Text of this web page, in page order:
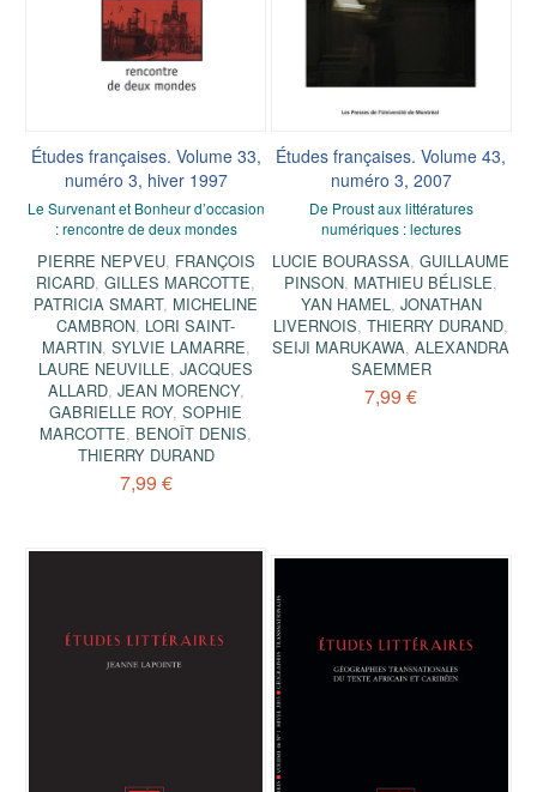
Études françaises. Volume 33,
numéro 3, hiver 1997
Le Survenant et Bonheur d’occasion
: rencontre de deux mondes
PIERRE NEPVEU, FRANÇOIS
RICARD,GILLES MARCOTTE,
PATRICIA SMART, MICHELINE
CAMBRON, LORI SAINT-
MARTIN, SYLVIE LAMARRE,
LAURE NEUVILLE,JACQUES
ALLARD, JEAN MORENCY,
GABRIELLE ROY,SOPHIE
MARCOTTE, BENOÎT DENIS,
THIERRY DURAND
7,99 €
Études françaises. Volume 43,
numéro 3, 2007
De Proust aux littératures
numériques : lectures
LUCIE BOURASSA,GUILLAUME
PINSON, MATHIEU BÉLISLE,
YAN HAMEL, JONATHAN
LIVERNOIS,THIERRY DURAND,
SEIJI MARUKAWA,ALEXANDRA
SAEMMER
7,99 €